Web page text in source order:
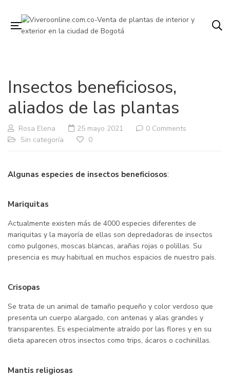
Insectos beneficiosos,
aliados de las plantas
Rosa Elena 25 mayo 2021
0 Comments
Sin categoría
0
Algunas especies de insectos beneficiosos:
Mariquitas
Actualmente existen más de 4000 especies diferentes de
mariquitas y la mayoría de ellas son depredadoras de insectos
como pulgones, moscas blancas, arañas rojas o polillas. Su
presencia es muy habitual en muchos espacios de nuestro país.
Crisopas
Se trata de un animal de tamaño pequeño y color verdoso que
presenta un cuerpo alargado, con antenas y alas grandes y
transparentes. Es especialmente atraído por las flores y en su
dieta aparecen otros insectos como trips, ácaros o cochinillas.
Mantis religiosas